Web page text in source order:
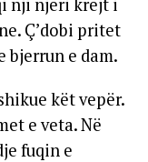
nji njeri krejt i
Ç’dobi pritet
bjerrun e dam.
kët vepër.
e veta. Në
fuqin e